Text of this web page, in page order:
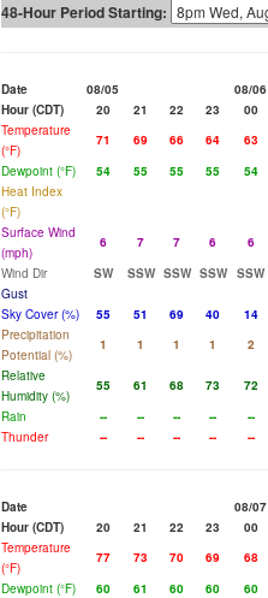
48-Hour Period Starting:
Date 08/05
08/06
Hour (CDT)
20 21 22 23 00
Temperature
(°F)
71 69 66 64 63
Dewpoint (°F)
54 55 55 55 54
Heat Index
(°F)
Surface Wind
(mph)
6 7 7 6 6
Wind Dir
SW SSW SSW SSW SSW
Gust
Sky Cover (%)
55 51 69 40 14
Precipitation
Potential (%)
1 1 1 1 2
Relative
Humidity (%)
55 61 68 73 72
Rain
-- -- -- -- --
Thunder
-- -- -- -- --
Date
08/07
Hour (CDT)
20 21 22 23 00
Temperature
(°F)
77 73 70 69 68
Dewpoint (°F)
60 61 60 60 60